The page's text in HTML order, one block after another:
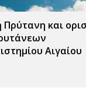
Πρύτανη και
Αιγαίου